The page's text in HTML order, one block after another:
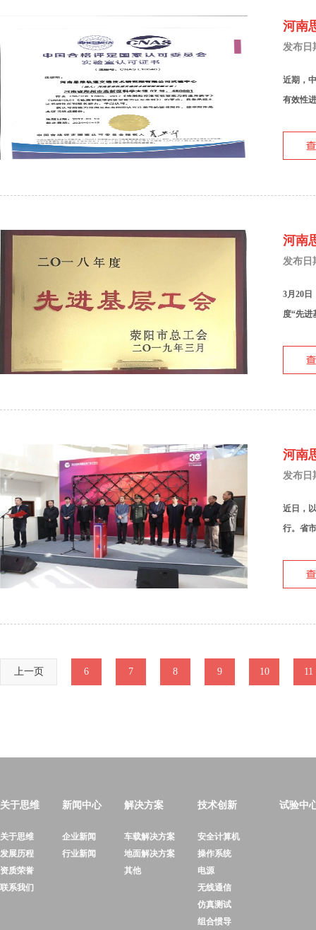
河南
发布日
近期，
有效性
河南
发布日
3月20日
度“先进
河南
发布日
近日，
行。省
上一页 6 7 8 9 10 11
关于思维
关于思维
发展历程
资质荣誉
联系我们
新闻中心
企业新闻
行业新闻
解决方案
车载解决方案
地面解决方案
其他
技术创新
安全计算机
操作系统
电源
无线通信
仿真测试
组合惯导
试验中